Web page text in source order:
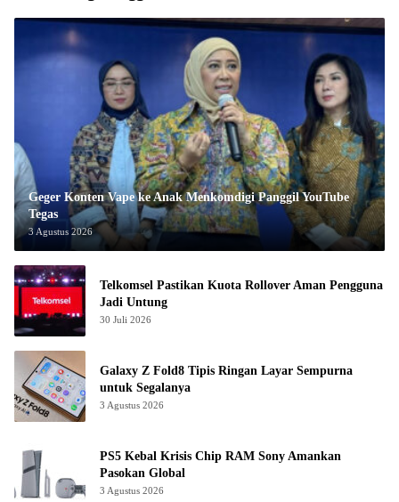
Geger Konten Vape ke Anak Menkomdigi Panggil YouTube
Tegas
3 Agustus 2026
Telkomsel Pastikan Kuota Rollover Aman Pengguna
Jadi Untung
30 Juli 2026
Galaxy Z Fold8 Tipis Ringan Layar Sempurna
untuk Segalanya
3 Agustus 2026
PS5 Kebal Krisis Chip RAM Sony Amankan
Pasokan Global
3 Agustus 2026